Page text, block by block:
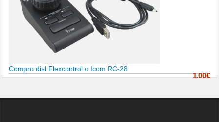
Compro dial Flexcontrol o Icom RC-28
1.00€